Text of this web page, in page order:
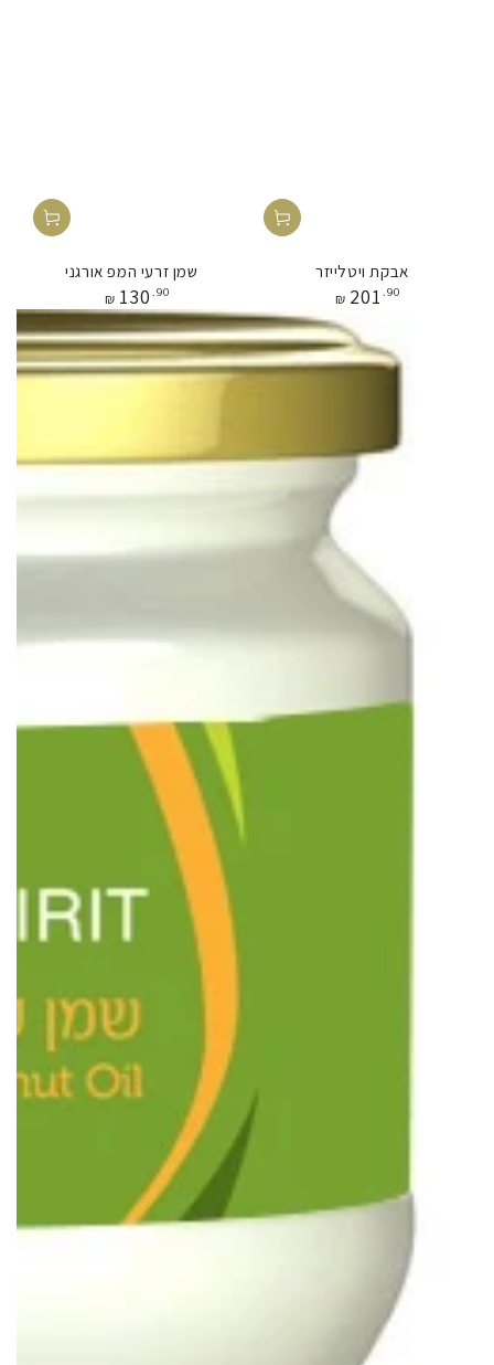
אבקת ויטלייזר
מחיר
₪ 201 .90
שמן זרעי המפ אורגני
מחיר
₪ 130 .90